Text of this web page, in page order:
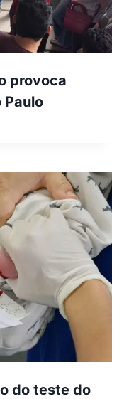
provoca
Paulo
do teste do